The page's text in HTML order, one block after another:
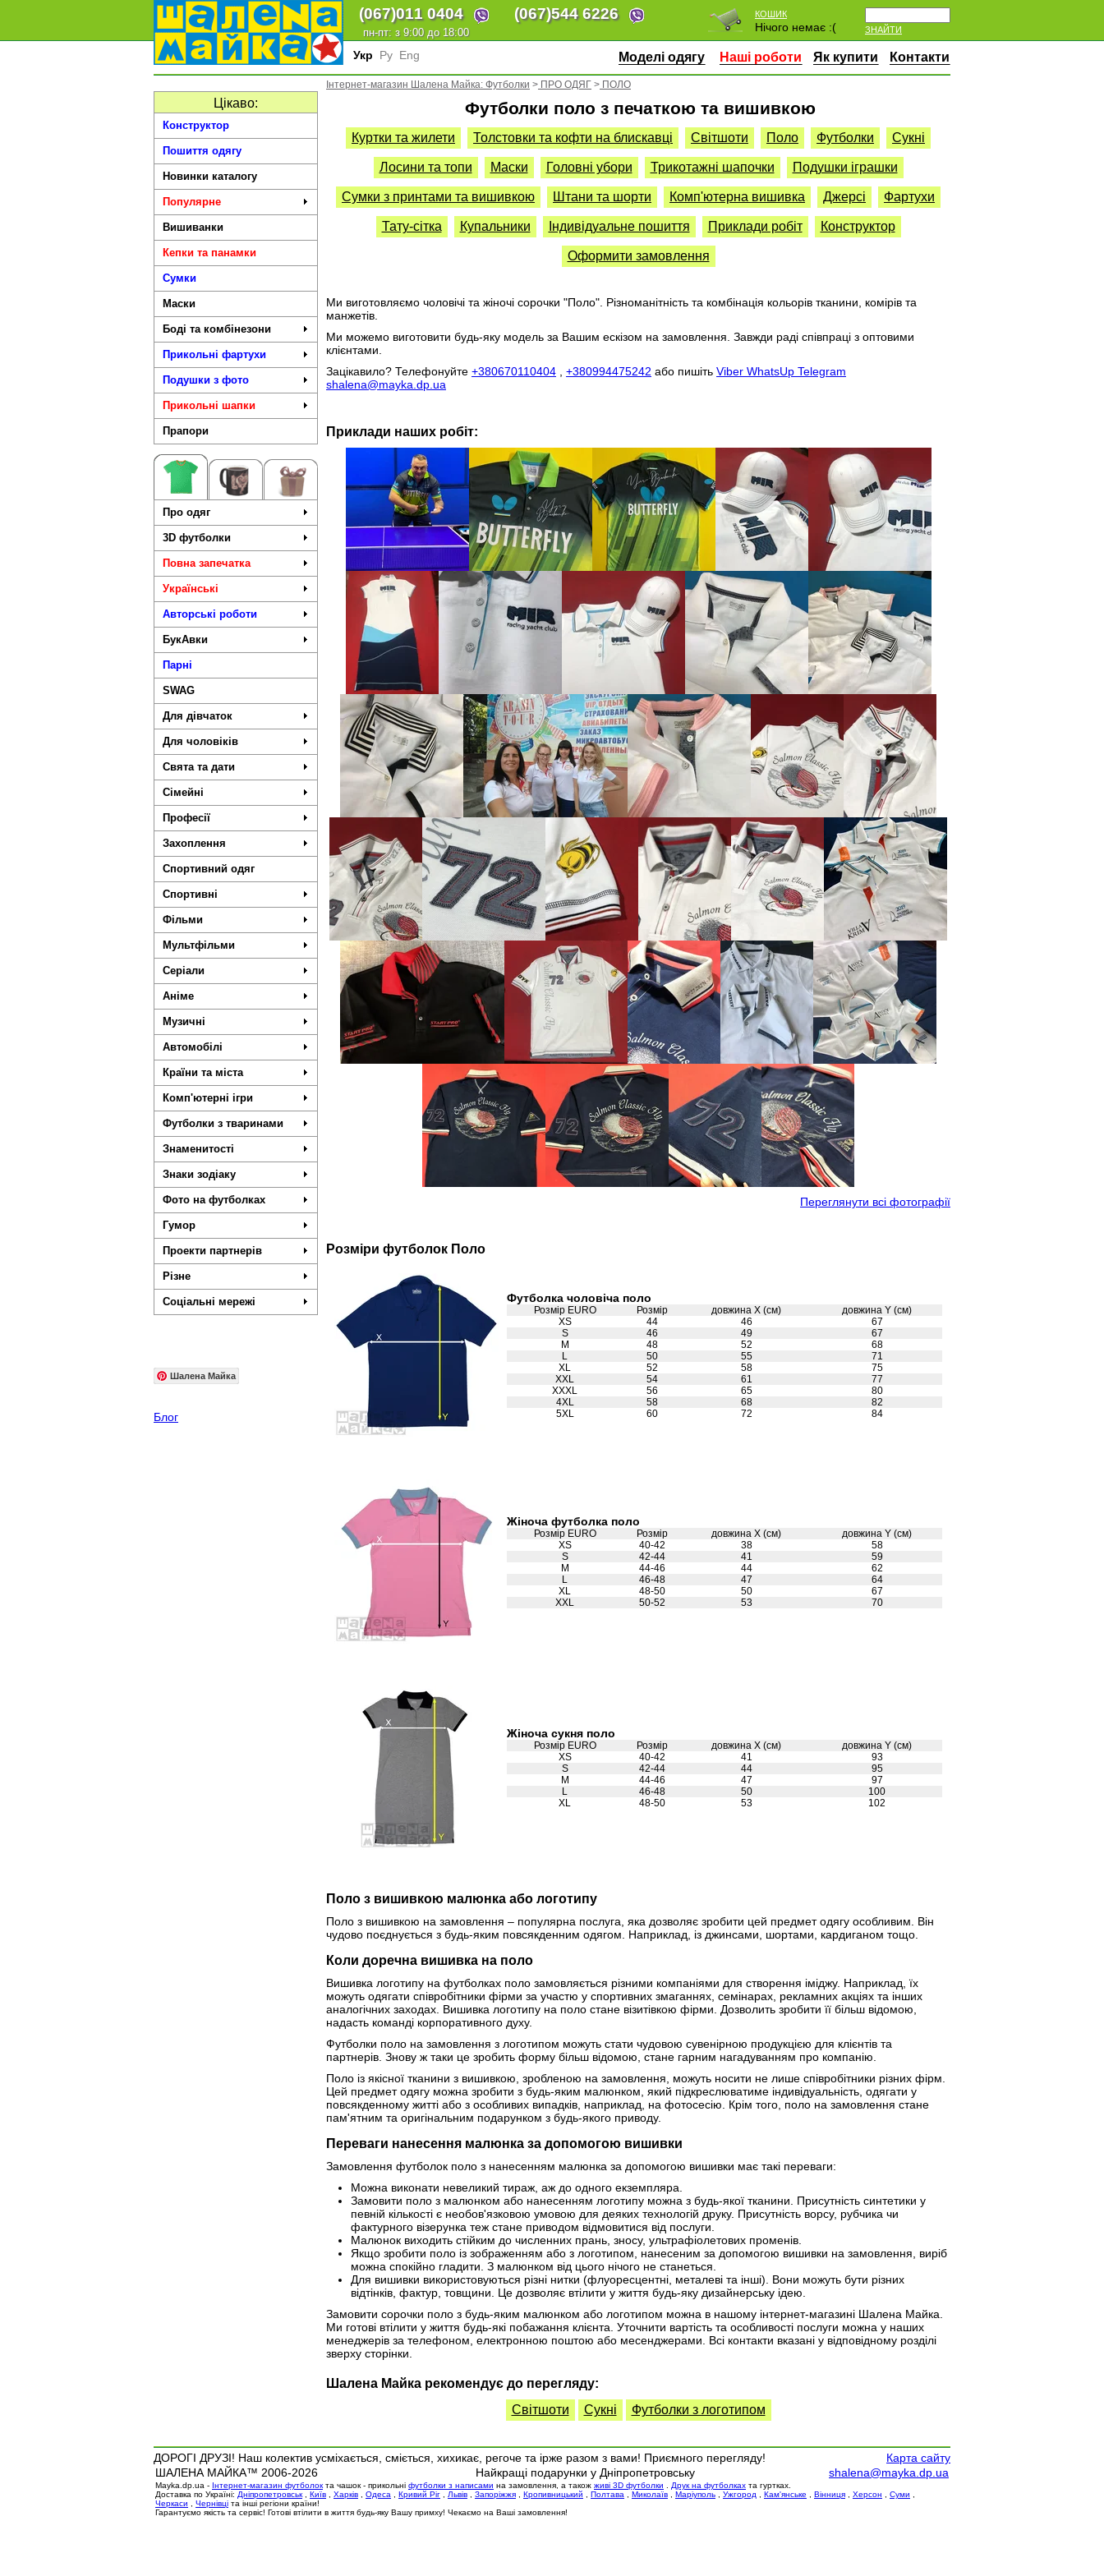
(067)011 0404 (067)544 6226
пн-пт: з 9:00 до 18:00 ЗНАЙТИ
КОШИК
Нічого немає :(
Укр Ру Eng Моделі одягу Наші роботи Як купити Контакти
Цікаво:
Конструктор
Пошиття одягу
Новинки каталогу
Популярне
Вишиванки
Кепки та панамки
Сумки
Маски
Боді та комбінезони
Прикольні фартухи
Подушки з фото
Прикольні шапки
Прапори
Про одяг
3D футболки
Повна запечатка
Українські
Авторські роботи
БукАвки
Парні
SWAG
Для дівчаток
Для чоловіків
Свята та дати
Сімейні
Професії
Захоплення
Спортивний одяг
Спортивні
Фільми
Мультфільми
Серіали
Аніме
Музичні
Автомобілі
Країни та міста
Комп'ютерні ігри
Футболки з тваринами
Знаменитості
Знаки зодіаку
Фото на футболках
Гумор
Проекти партнерів
Різне
Соціальні мережі
Шалена Майка
Блог
Інтернет-магазин Шалена Майка: Футболки > ПРО ОДЯГ > ПОЛО
Футболки поло з печаткою та вишивкою
Куртки та жилети Толстовки та кофти на блискавці Світшоти Поло Футболки Сукні
Лосини та топи Маски Головні убори Трикотажні шапочки Подушки іграшки
Сумки з принтами та вишивкою Штани та шорти Комп'ютерна вишивка Джерсі Фартухи
Тату-сітка Купальники Індивідуальне пошиття Приклади робіт Конструктор
Оформити замовлення
Ми виготовляємо чоловічі та жіночі сорочки "Поло". Різноманітність та комбінація кольорів тканини, комірів та
манжетів.
Ми можемо виготовити будь-яку модель за Вашим ескізом на замовлення. Завжди раді співпраці з оптовими
клієнтами.
Зацікавило? Телефонуйте +380670110404 +380994475242 або пишіть Viber WhatsUp Telegram
shalena@mayka.dp.ua
Приклади наших робіт:
Переглянути всі фотографії
Розміри футболок Поло
Футболка чоловіча поло
Розмір EURO Розмір довжина X (см)
довжина Y (см)
XS
44 46
67
S
46 49
67
M
48 52
68
L
50 55
71
XL
52 58
75
XXL
54 61
77
XXXL
56 65
80
4XL
58 68
82
5XL
60 72 84
Жіноча футболка поло
Розмір EURO Розмір довжина X (см)
довжина Y (см)
XS
40-42 38
58
S
42-44 41
59
M
44-46 44
62
L
46-48 47
64
XL
48-50 50
67
XXL
50-52 53 70
Жіноча сукня поло
Розмір EURO Розмір довжина X (см)
довжина Y (см)
XS
40-42 41
93
S
42-44 44
95
M
44-46 47
97
L
46-48 50
100
XL
48-50 53 102
Поло з вишивкою малюнка або логотипу
Поло з вишивкою на замовлення – популярна послуга, яка дозволяє зробити цей предмет одягу особливим. Він
чудово поєднується з будь-яким повсякденним одягом. Наприклад, із джинсами, шортами, кардиганом тощо.
Коли доречна вишивка на поло
Вишивка логотипу на футболках поло замовляється різними компаніями для створення іміджу. Наприклад, їх
можуть одягати співробітники фірми за участю у спортивних змаганнях, семінарах, рекламних акціях та інших
аналогічних заходах. Вишивка логотипу на поло стане візитівкою фірми. Дозволить зробити її більш відомою,
надасть команді корпоративного духу.
Футболки поло на замовлення з логотипом можуть стати чудовою сувенірною продукцією для клієнтів та
партнерів. Знову ж таки це зробить форму більш відомою, стане гарним нагадуванням про компанію.
Поло із якісної тканини з вишивкою, зробленою на замовлення, можуть носити не лише співробітники різних фірм.
Цей предмет одягу можна зробити з будь-яким малюнком, який підкреслюватиме індивідуальність, одягати у
повсякденному житті або з особливих випадків, наприклад, на фотосесію. Крім того, поло на замовлення стане
пам'ятним та оригінальним подарунком з будь-якого приводу.
Переваги нанесення малюнка за допомогою вишивки
Замовлення футболок поло з нанесенням малюнка за допомогою вишивки має такі переваги:
Можна виконати невеликий тираж, аж до одного екземпляра.
Замовити поло з малюнком або нанесенням логотипу можна з будь-якої тканини. Присутність синтетики у
певній кількості є необов'язковою умовою для деяких технологій друку. Присутність ворсу, рубчика чи
фактурного візерунка теж стане приводом відмовитися від послуги.
Малюнок виходить стійким до численних прань, зносу, ультрафіолетових променів.
Якщо зробити поло із зображенням або з логотипом, нанесеним за допомогою вишивки на замовлення, виріб
можна спокійно гладити. З малюнком від цього нічого не станеться.
Для вишивки використовуються різні нитки (флуоресцентні, металеві та інші). Вони можуть бути різних
відтінків, фактур, товщини. Це дозволяє втілити у життя будь-яку дизайнерську ідею.
Замовити сорочки поло з будь-яким малюнком або логотипом можна в нашому інтернет-магазині Шалена Майка.
Ми готові втілити у життя будь-які побажання клієнта. Уточнити вартість та особливості послуги можна у наших
менеджерів за телефоном, електронною поштою або месенджерами. Всі контакти вказані у відповідному розділі
зверху сторінки.
Шалена Майка рекомендує до перегляду:
Світшоти
Сукні Футболки з логотипом
Карта сайту
ДОРОГІ ДРУЗІ! Наш колектив усміхається, сміється, хихикає, регоче та ірже разом з вами! Приємного перегляду!
ШАЛЕНА МАЙКА™ 2006-2026
Найкращі подарунки у Дніпропетровську shalena@mayka.dp.ua
Mayka.dp.ua - Інтернет-магазин футболок та чашок - прикольні футболки з написами на замовлення, а також живі 3D футболки Друк на футболках та гуртках.
Доставка по Україні: Дніпропетровськ Київ Харків Одеса Кривий Ріг Львів Запоріжжя Кропивницький Полтава Миколаїв Маріуполь Ужгород Кам'янське Вінниця Херсон Суми
Черкаси
Чернівці та інші регіони країни!
Гарантуємо якість та сервіс! Готові втілити в життя будь-яку Вашу примху! Чекаємо на Ваші замовлення!